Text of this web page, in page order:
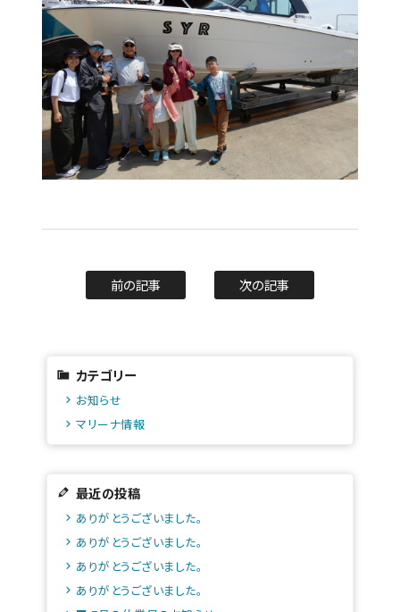
前の記事 次の記事
カテゴリー
お知らせ
マリーナ情報
最近の投稿
ありがとうございました。
ありがとうございました。
ありがとうございました。
ありがとうございました。